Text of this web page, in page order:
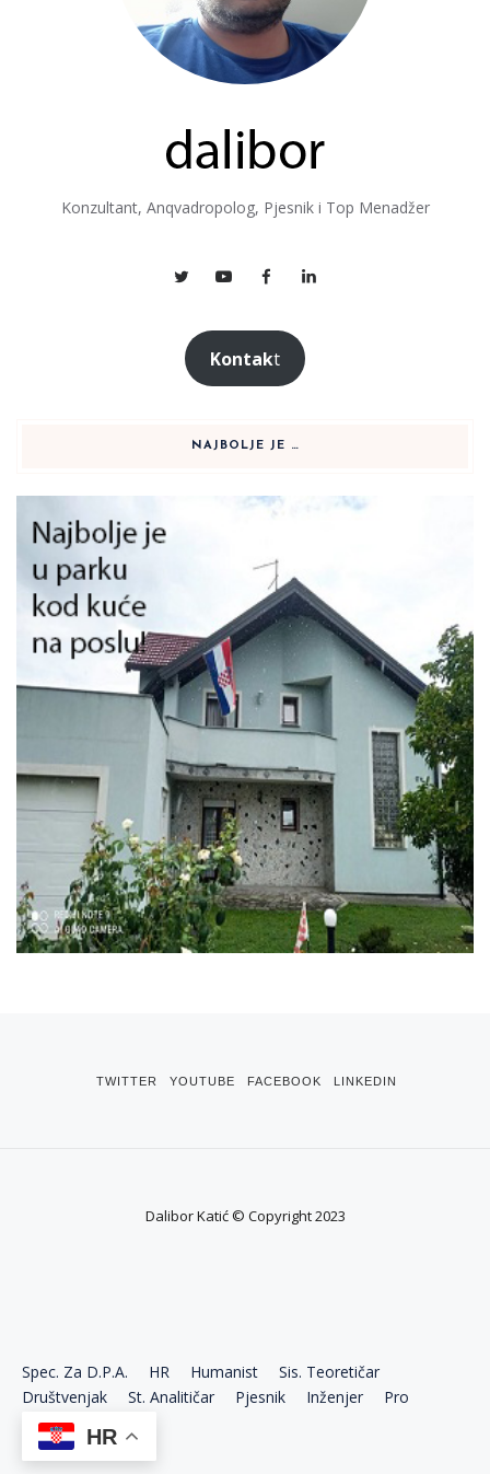
Konzultant, Anqvadropolog, Pjesnik i Top Menadžer
Kontakt
NAJBOLJE JE …
TWITTER YOUTUBE FACEBOOK LINKEDIN
Dalibor Katić © Copyright 2023
Spec. Za D.P.A. HR Humanist
Sis. Teoretičar
Društvenjak
St. Analitičar Pjesnik Inženjer
Pro
Ekonom
HR